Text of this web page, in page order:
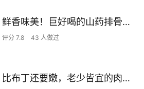
鲜香味美！巨好喝的山药排骨汤！！
评分 7.8 43 人做过
比布丁还要嫩，老少皆宜的肉沫蒸蛋